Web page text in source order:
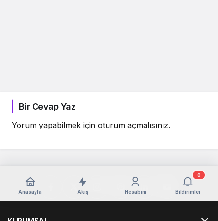
Bir Cevap Yaz
Yorum yapabilmek için oturum açmalısınız.
Anasayfa Akış Hesabım Bildirimler
0